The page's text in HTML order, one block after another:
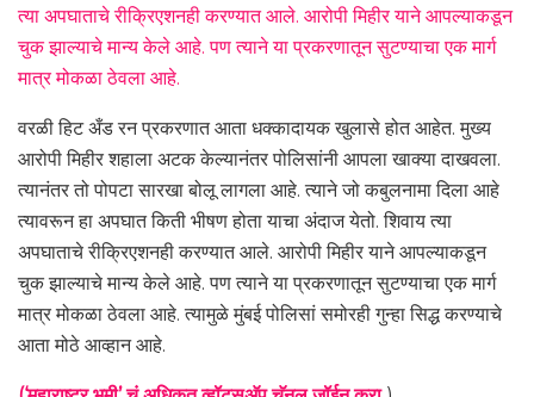
त्या अपघाताचे रीक्रिएशनही करण्यात आले. आरोपी मिहीर याने आपल्याकडून
चुक झाल्याचे मान्य केले आहे. पण त्याने या प्रकरणातून सुटण्याचा एक मार्ग
मात्र मोकळा ठेवला आहे.
वरळी हिट अँड रन प्रकरणात आता धक्कादायक खुलासे होत आहेत. मुख्य
आरोपी मिहीर शहाला अटक केल्यानंतर पोलिसांनी आपला खाक्या दाखवला.
त्यानंतर तो पोपटा सारखा बोलू लागला आहे. त्याने जो कबुलनामा दिला आहे
त्यावरून हा अपघात किती भीषण होता याचा अंदाज येतो. शिवाय त्या
अपघाताचे रीक्रिएशनही करण्यात आले. आरोपी मिहीर याने आपल्याकडून
चुक झाल्याचे मान्य केले आहे. पण त्याने या प्रकरणातून सुटण्याचा एक मार्ग
मात्र मोकळा ठेवला आहे. त्यामुळे मुंबई पोलिसां समोरही गुन्हा सिद्ध करण्याचे
आता मोठे आव्हान आहे.